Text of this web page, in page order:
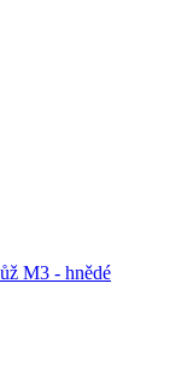
M3 - hnědé